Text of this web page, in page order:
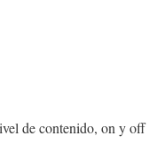
de contenido, on y off